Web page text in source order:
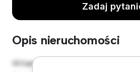
Zadaj
Opis nieruchomości
Witamy w Twojej nowej